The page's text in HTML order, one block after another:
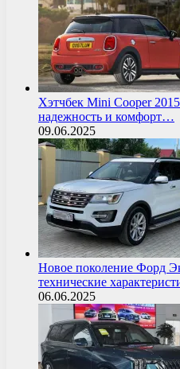
Хэтчбек Mini Cooper
надежность и комфорт…
09.06.2025
Новое поколение Форд
технические
06.06.2025